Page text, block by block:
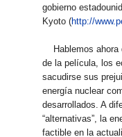
gobierno
Kyoto (http://
Hablemos
de la película, los
sacudirse sus
energía nuclear
desarrollados. A
“alternativas”, la
factible en la